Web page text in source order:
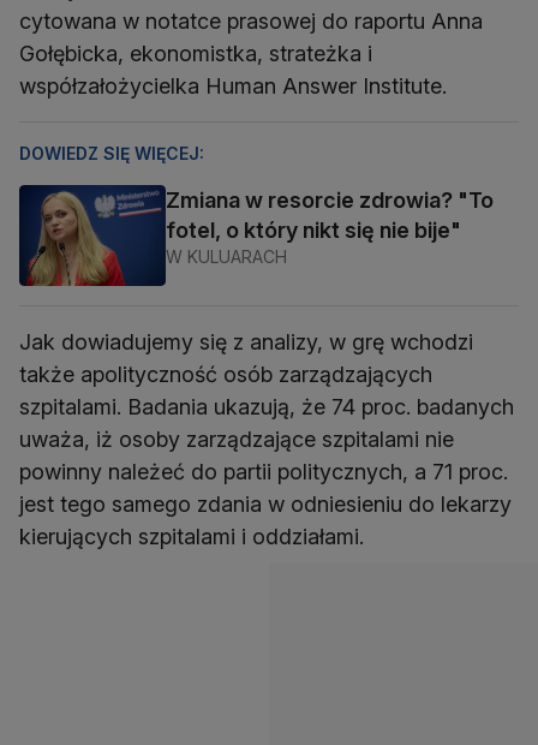
cytowana w notatce prasowej do raportu Anna
Gołębicka, ekonomistka, strateżka i
współzałożycielka Human Answer Institute.
DOWIEDZ SIĘ WIĘCEJ:
Zmiana w resorcie zdrowia? "To
fotel, o który nikt się nie bije"
W KULUARACH
Jak dowiadujemy się z analizy, w grę wchodzi
także apolityczność osób zarządzających
szpitalami. Badania ukazują, że 74 proc. badanych
uważa, iż osoby zarządzające szpitalami nie
powinny należeć do partii politycznych, a 71 proc.
jest tego samego zdania w odniesieniu do lekarzy
kierujących szpitalami i oddziałami.